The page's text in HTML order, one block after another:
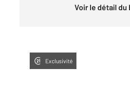
Voir le détail du
Exclusivité